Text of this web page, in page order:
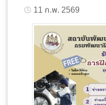
11 ก.พ. 2569